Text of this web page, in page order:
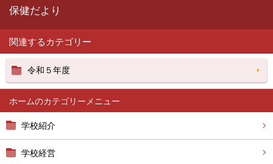
ホーム
学校紹介
学校経営
保健だより
関連するカテゴリー
令和５年度